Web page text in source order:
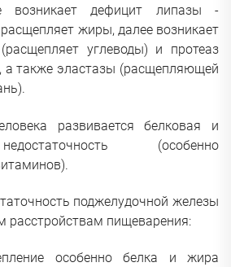
возникает дефицит липазы -
жиры, далее возникает
углеводы) и протеаз
а также эластазы (расщепляющей
развивается белковая и
(особенно
поджелудочной же­ле­зы
расстройствам пи­щеварения:
особенно белка и жира